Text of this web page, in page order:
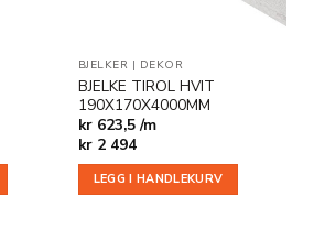
BJELKER | DEKOR
BJELKE TIROL HVIT
190X170X4000MM
kr 623,5 /m
kr2 494
LEGG I HANDLEKURV